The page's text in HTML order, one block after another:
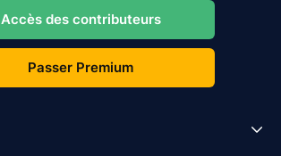
Accès des contributeurs
Passer Premium